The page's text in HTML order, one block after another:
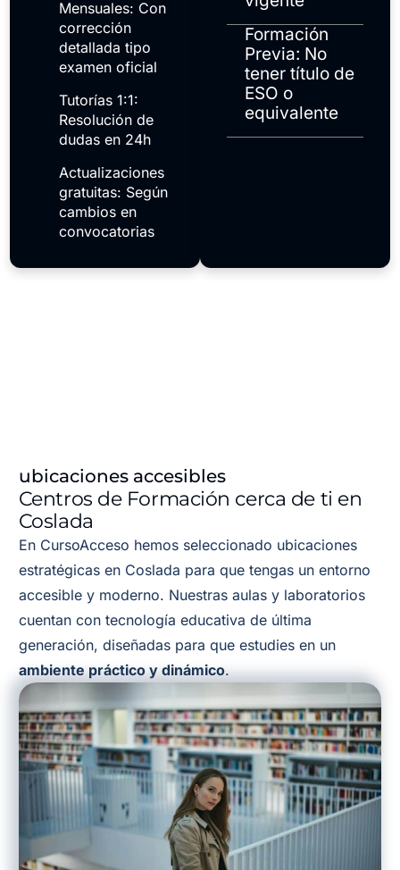
Mensuales: Con
corrección
detallada tipo
examen oficial
Tutorías 1:1:
Resolución de
dudas en 24h
Actualizaciones
gratuitas: Según
cambios en
convocatorias
Formación
Previa: No
tener título de
ESO o
equivalente
ubicaciones accesibles
Centros de Formación cerca de ti en
Coslada
En CursoAcceso hemos seleccionado ubicaciones
estratégicas en Coslada para que tengas un entorno
accesible y moderno. Nuestras aulas y laboratorios
cuentan con tecnología educativa de última
generación, diseñadas para que estudies en un
ambiente práctico y dinámico.